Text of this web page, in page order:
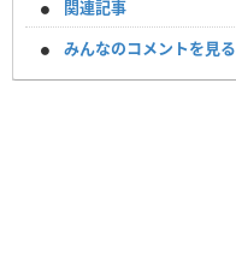
関連記事
みんなのコメントを見る